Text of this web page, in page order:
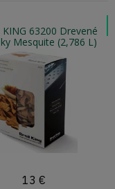
KING 63200 Drevené
Mesquite (2,786 L)
13 €